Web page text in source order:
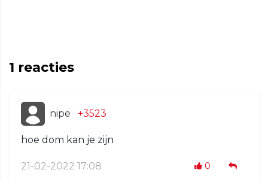
1 reacties
nipe +3523
hoe dom kan je zijn
21-02-2022 17:08 0